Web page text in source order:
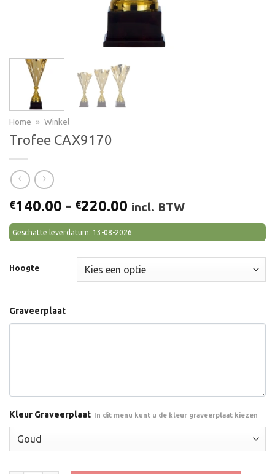
Home » Winkel
Trofee CAX9170
€140.00 - €220.00 Prijsklasse:
€140.00
tot
incl. BTW
Geschatte leverdatum: 13-08-2026
Hoogte
Graveerplaat
Kleur Graveerplaat In dit menu kunt u de kleur graveerplaat kiezen